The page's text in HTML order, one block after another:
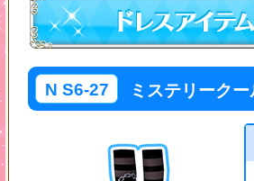
N S6-27 ミステリーク